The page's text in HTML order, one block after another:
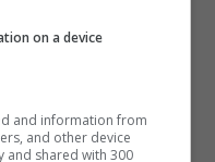
on a device
and information from
and other device
and shared with 300